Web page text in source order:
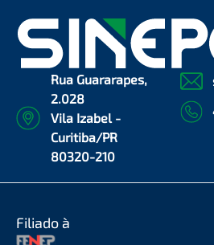
Rua Guararapes,
2.028
Vila Izabel -
Curitiba/PR
80320-210
Filiado à